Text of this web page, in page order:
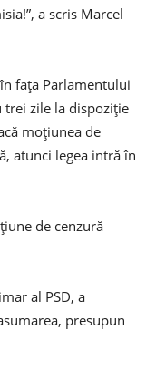
a scris Marcel
faţa Parlamentului
trei zile la dispoziţie
moţiunea de
atunci legea intră în
de cenzură
al PSD, a
presupun